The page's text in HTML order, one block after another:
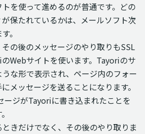
を使って進めるのが普通です。どの
保たれているかは、メールソフト次
。
の後のメッセージのやり取りもSSL
Webサイトを使います。Tayoriのサ
な形で表示され、ページ内のフォー
メッセージを送ることになります。
ジがTayoriに書き込まれたことを
きだけでなく、その後のやり取りま